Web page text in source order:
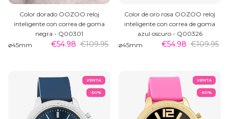
Color dorado OOZOO reloj
inteligente con correa de goma
negra - Q00301
⌀45mm
€54.98 €109.95
Color de oro rosa OOZOO reloj
inteligente con correa de goma
azul oscuro - Q00326
⌀45mm
€54.98 €109.95
VENTA
-50%
VENTA
-50%